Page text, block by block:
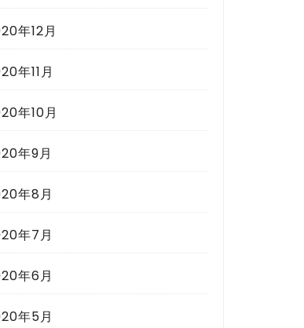
年12月
年11月
年10月
年9月
年8月
年7月
年6月
年5月